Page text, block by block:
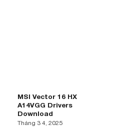
MSI Vector 16 HX
A14VGG Drivers
Download
Tháng 3 4, 2025